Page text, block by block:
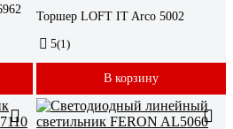
Торшер LOFT IT Arco 5002
5(1)
В корзину